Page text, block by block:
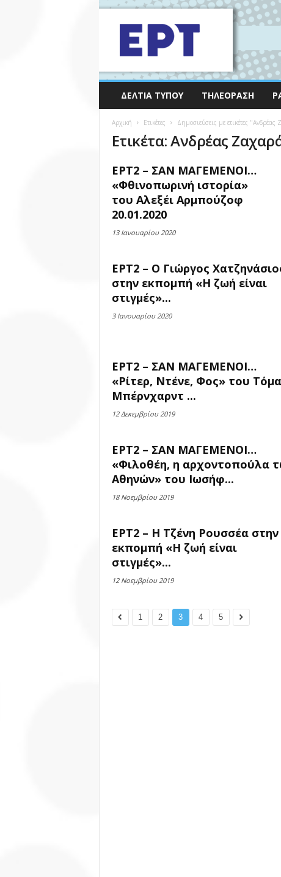
ΔΕΛΤΊΑ ΤΎΠΟΥ ΤΗΛΕΌΡΑΣΗ
Αρχική Ετικέτες Δημοσιεύσεις με ετικέτες "Ανδρέας
Ετικέτα: Ανδρέας
ΕΡΤ2 – ΣΑΝ ΜΑΓΕΜΕΝΟΙ…
«Φθινοπωρινή ιστορία»
του Αλεξέι Αρμπούζοφ
20.01.2020
13 Ιανουαρίου 2020
ΕΡΤ2 – Ο Γιώργος
στην εκπομπή «Η ζωή είναι
στιγμές»...
3 Ιανουαρίου 2020
ΕΡΤ2 – ΣΑΝ ΜΑΓΕΜΕΝΟΙ…
«Ρίτερ, Ντένε, Φος» του
Μπέρνχαρντ ...
12 Δεκεμβρίου 2019
ΕΡΤ2 – ΣΑΝ ΜΑΓΕΜΕΝΟΙ…
«Φιλοθέη, η αρχοντοπούλα
Αθηνών» του Ιωσήφ...
18 Νοεμβρίου 2019
ΕΡΤ2 – Η Τζένη Ρουσσέα στην
εκπομπή «Η ζωή είναι
στιγμές»...
12 Νοεμβρίου 2019
1 2 3 4 5